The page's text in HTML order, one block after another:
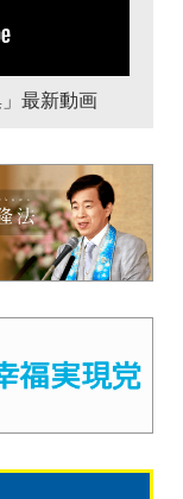
最新動画